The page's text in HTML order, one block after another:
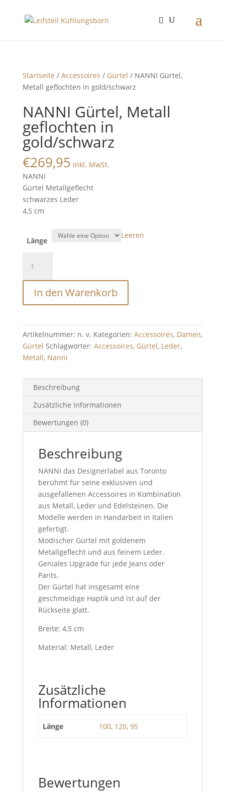
Startseite / Accessoires / Gürtel / NANNI Gürtel,
Metall geflochten in gold/schwarz
NANNI Gürtel, Metall
geflochten in
gold/schwarz
€269,95 inkl. MwSt.
NANNI
Gürtel Metallgeflecht
schwarzes Leder
4,5 cm
Länge
Leeren
Gürtel,
Metall
geflochten
in
Menge
In den Warenkorb
Artikelnummer: n. v. Kategorien: Accessoires, Damen,
Gürtel Schlagwörter: Accessoires, Gürtel, Leder,
Metall, Nanni
Beschreibung
Zusätzliche Informationen
Bewertungen (0)
Beschreibung
NANNI das Designerlabel aus Toronto
berühmt für seine exklusiven und
ausgefallenen Accessoires in Kombination
aus Metall, Leder und Edelsteinen. Die
Modelle werden in Handarbeit in Italien
gefertigt.
Modischer Gürtel mit goldenem
Metallgeflecht und aus feinem Leder.
Geniales Upgrade für jede Jeans oder
Pants.
Der Gürtel hat insgesamt eine
geschmeidige Haptik und ist auf der
Rückseite glatt.
Breite: 4,5 cm
Material: Metall, Leder
Zusätzliche
Informationen
Länge 100, 120, 95
Bewertungen